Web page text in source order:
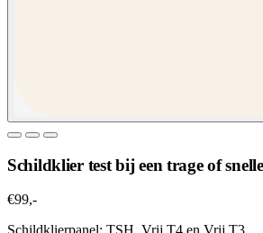
Schildklier test bij een trage of
€99,-